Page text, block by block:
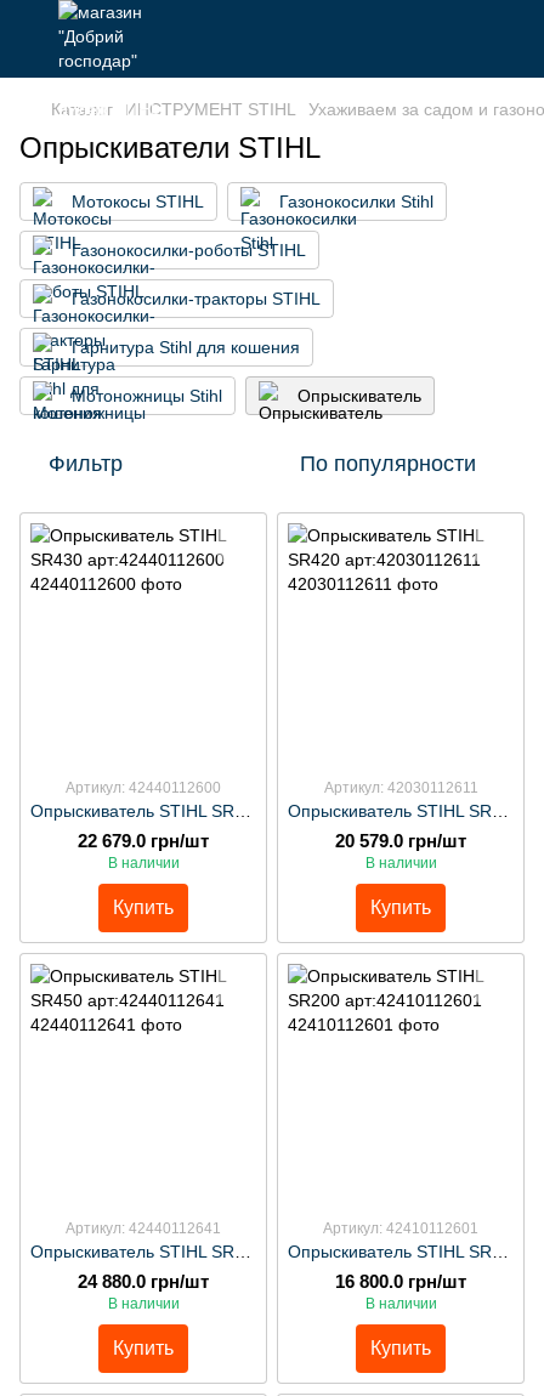
Каталог ИНСТРУМЕНТ STIHL Ухаживаем за садом и
Опрыскиватели STIHL
Мотокосы STIHL Газонокосилки Stihl
Газонокосилки-роботы STIHL
Газонокосилки-тракторы STIHL
Гарнитура Stihl для кошения
Мотоножницы Stihl Опрыскиватель
Фильтр По популярности
Артикул: 42440112600
22 679.0 грн/шт
В наличии
Купить
Артикул: 42030112611
20 579.0 грн/шт
В наличии
Купить
Артикул: 42440112641
24 880.0 грн/шт
В наличии
Купить
Артикул: 42410112601
16 800.0 грн/шт
В наличии
Купить